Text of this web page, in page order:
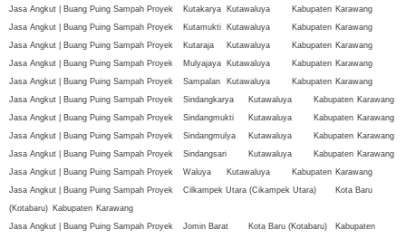
Jasa Angkut | Buang Puing Sampah Proyek
Kutakarya Kutawaluya Kabupaten Karawang
Jasa Angkut | Buang Puing Sampah Proyek
Kutamukti Kutawaluya Kabupaten Karawang
Jasa Angkut | Buang Puing Sampah Proyek
Kutaraja Kutawaluya Kabupaten Karawang
Jasa Angkut | Buang Puing Sampah Proyek
Mulyajaya Kutawaluya Kabupaten Karawang
Jasa Angkut | Buang Puing Sampah Proyek
Sampalan Kutawaluya Kabupaten Karawang
Jasa Angkut | Buang Puing Sampah Proyek
Sindangkarya Kutawaluya Kabupaten Karawang
Jasa Angkut | Buang Puing Sampah Proyek
Sindangmukti Kutawaluya Kabupaten Karawang
Jasa Angkut | Buang Puing Sampah Proyek
Sindangmulya Kutawaluya Kabupaten Karawang
Jasa Angkut | Buang Puing Sampah Proyek
Sindangsari Kutawaluya Kabupaten Karawang
Jasa Angkut | Buang Puing Sampah Proyek
Waluya Kutawaluya Kabupaten Karawang
Jasa Angkut | Buang Puing Sampah Proyek
Cilkampek Utara (Cikampek Utara)
Kota Baru
(Kotabaru) Kabupaten Karawang
Jasa Angkut | Buang Puing Sampah Proyek
Jomin Barat Kota Baru (Kotabaru)
Kabupaten